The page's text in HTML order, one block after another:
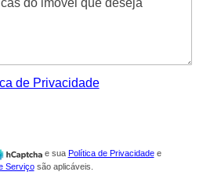
de Privacidade
e sua Política de Privacidadee
Serviçosão aplicáveis.